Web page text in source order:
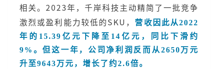
相关。2023年，千岸科技主动精简了一批竞争
激烈或盈利能力较低的SKU，
营收因此从2022
年的15.39亿元下降至14亿元，同比下滑约
9%。但这一年，公司净利润反而从2650万元
升至9643万元，增长了约2.6倍。